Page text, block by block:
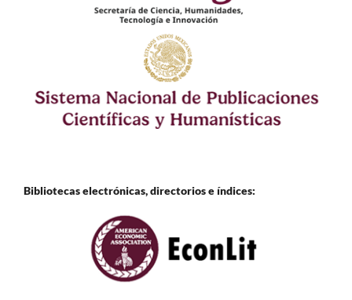
Bibliotecas electrónicas, directorios e índices: